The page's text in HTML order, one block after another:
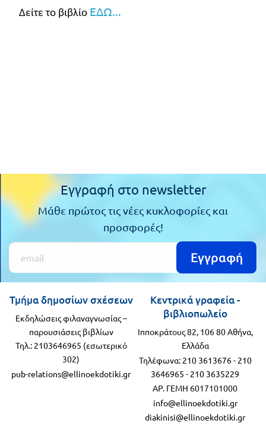
Δείτε το βιβλίο ΕΔΩ...
Εγγραφή στο newsletter
Μάθε πρώτος τις νέες κυκλοφορίες και
προσφορές!
Εγγραφή
Κεντρικά γραφεία -
βιβλιοπωλείο
Ιπποκράτους 82, 106 80 Αθήνα,
Ελλάδα
Τηλέφωνα: 210 3613676- 210
3646965 - 210 3635229
ΑΡ. ΓΕΜΗ 6017101000
info@ellinoekdotiki.gr
diakinisi@ellinoekdotiki.gr
Τμήμα δημοσίων σχέσεων
Εκδηλώσεις φιλαναγνωσίας –
παρουσιάσεις βιβλίων
Τηλ.: 2103646965 (εσωτερικό
302)
pub-relations@ellinoekdotiki.gr